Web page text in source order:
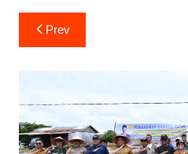
Navigasi
pos
Prev